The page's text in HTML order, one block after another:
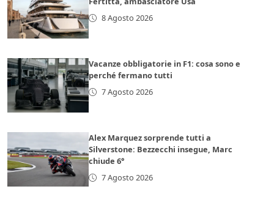
8 Agosto 2026
Vacanze obbligatorie in F1: cosa sono e
perché fermano tutti
7 Agosto 2026
Alex Marquez sorprende tutti a
Silverstone: Bezzecchi insegue, Marc
chiude 6°
7 Agosto 2026